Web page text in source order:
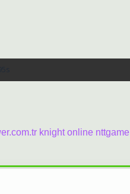
knight online nttgame